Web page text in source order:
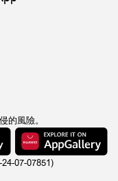
的風險。
07-07851)